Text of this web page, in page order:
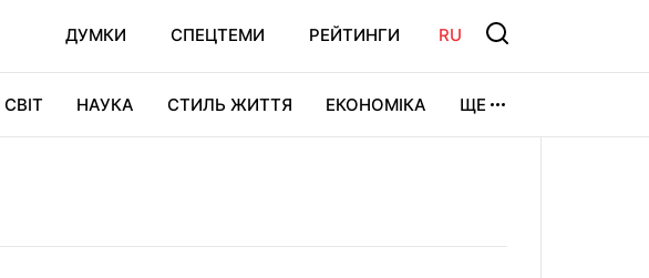
ДУМКИ СПЕЦТЕМИ РЕЙТИНГИ RU
СВІТ НАУКА СТИЛЬ ЖИТТЯ ЕКОНОМІКА ЩЕ